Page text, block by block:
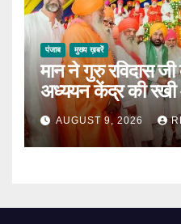
पंजाब मुख्य ख़बरें
मान ने गुरु रविदास जी
अध्ययन केंद्र की रखी
AUGUST 9, 2026